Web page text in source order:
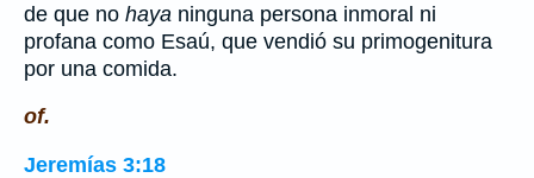
de que no haya ninguna persona inmoral ni
profana como Esaú, que vendió su primogenitura
por una comida.
of.
Jeremías 3:18